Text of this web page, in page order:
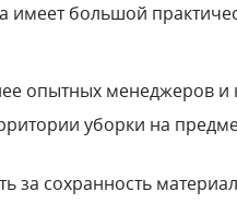
большой
опытных менеджеров
уборки на
за сохранность